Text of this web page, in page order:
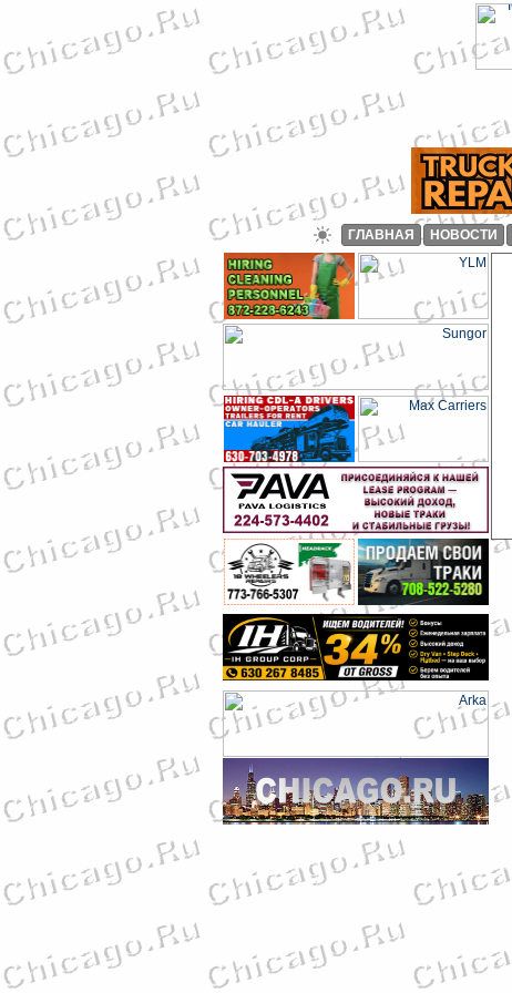
ГЛАВНАЯ НОВОСТИ